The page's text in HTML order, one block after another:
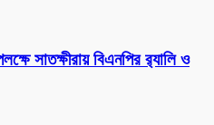
সাতক্ষীরায় বিএনপির র‌্যালি ও